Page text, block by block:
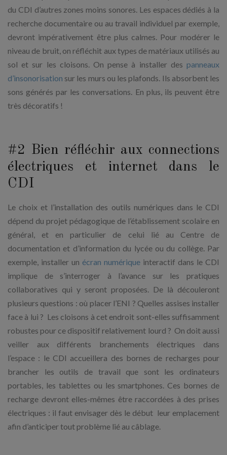
du CDI d’autres zones moins sonores. Les espaces dédiés à la
recherche documentaire ou au travail individuel par exemple,
devront impérativement être plus calmes. Pour modérer le
niveau de bruit, on réfléchit aux types de matériaux utilisés au
sol et sur les cloisons. On pense à installer des panneaux
d’insonorisation sur les murs ou les plafonds. Ils absorbent les
sons générés par les conversations. En plus, ils peuvent être
très décoratifs !
#2 Bien réfléchir aux connections
électriques et internet dans le
CDI
Le choix et l’installation des outils numériques dans le CDI
dépend du projet pédagogique de l’établissement scolaire en
général, et en particulier de celui lié au Centre de
documentation et d’information du lycée ou du collège. Par
exemple, installer un écran numérique interactif dans le CDI
implique de s’interroger à l’avance sur les pratiques
collaboratives qui y seront proposées. De là découleront
plusieurs questions : où placer l’ENI ? Quelles assises installer
face à lui ? Les cloisons à cet endroit sont-elles suffisamment
robustes pour ce dispositif relativement lourd ? On doit aussi
veiller aux différents branchements électriques dans
l’espace : le CDI accueillera des bornes de recharges pour
brancher les outils de travail que sont les ordinateurs
portables, les tablettes ou les smartphones. Ces bornes de
recharge devront elles-mêmes être raccordées à des prises
électriques : il faut envisager dès le début leur emplacement
afin d’anticiper tout problème lié au câblage.